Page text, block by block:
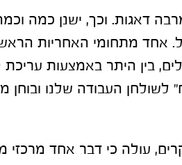
דאגות. וכך, ישנן כמה
אחד מתחומי האחריות
בין היתר באמצעות
העבודה שלנו ובוחן
עולה כי דבר אחד מרכזי